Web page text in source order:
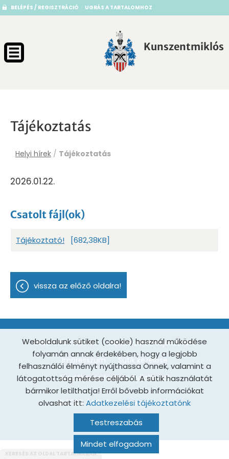
BELÉPÉS / REGISZTRÁCIÓ UGRÁS A TARTALOMHOZ
Kunszentmiklós
Tájékoztatás
Helyi hírek / Tájékoztatás
2026.01.22.
Csatolt fájl(ok)
Tájékoztató! [682,38KB]
vissza az előző oldalra!
© 2026 - Minden jog fenntartva
Oldal információk
Adatkezelési tájékoztató
Impresszum
Sütik kezelése
Akadálymentesítési nyilatkozat
Mindet elfogadom
Testreszabás
Weboldalunk sütiket (cookie) használ működése
folyamán annak érdekében, hogy a legjobb
felhasználói élményt nyújthassa Önnek, valamint a
látogatottság mérése céljából. A sütik használatát
bármikor letilthatja! Erről bővebb információkat
olvashat itt: Adatkezelési tájékoztatónk
KERESÉS AZ OLDAL TARTALMÁBAN